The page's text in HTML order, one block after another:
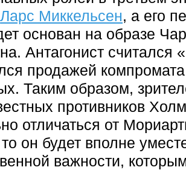
Ларс Миккельсен, а его
основан на образе
Антагонист считался
продажей
Таким образом,
противников
отличаться от
он будет вполне
важности,